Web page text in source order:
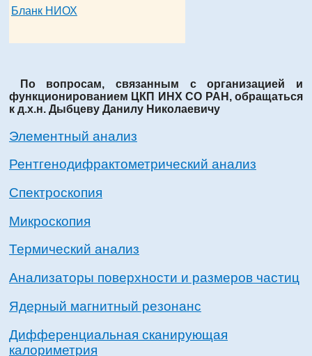
Бланк НИОХ
По вопросам, связанным с организацией и
функционированием ЦКП ИНХ СО РАН, обращаться
к д.х.н. Дыбцеву Данилу Николаевичу
Элементный анализ
Рентгенодифрактометрический анализ
Спектроскопия
Микроскопия
Термический анализ
Анализаторы поверхности и размеров частиц
Ядерный магнитный резонанс
Дифференциальная сканирующая
калориметрия